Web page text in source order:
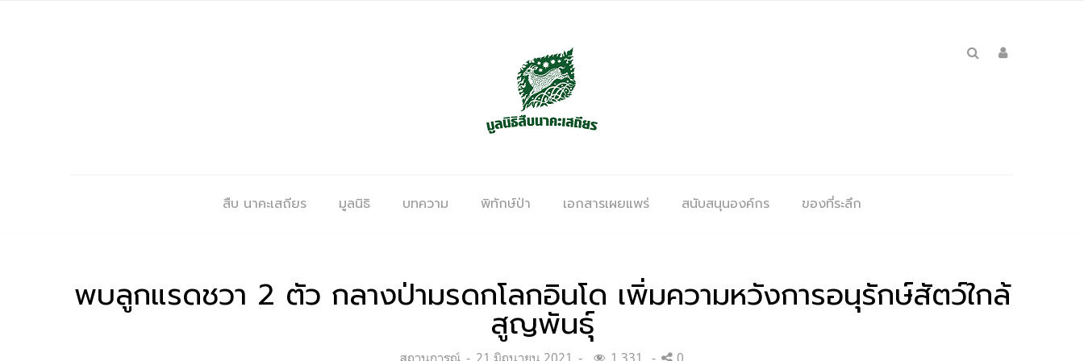
สืบ นาคะเสถียร มูลนิธิ บทความ พิทักษ์ป่า เอกสารเผยแพร่ สนับสนุนองค์กร ของที่ระลึก
พบลูกแรดชวา 2 ตัว กลางป่ามรดกโลกอินโด เพิ่มความหวังการอนุรักษ์สัตว์ใกล้
สูญพันธุ์
Categories:
สถานการณ์ Posted
21 มิถุนายน 2021 1,331 0